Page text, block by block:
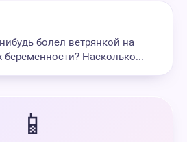
болел ветрянкой на
беременности? Насколько...
📱